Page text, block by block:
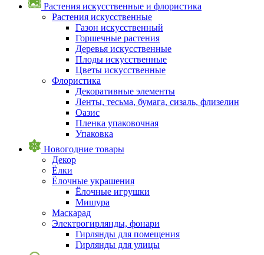
Растения искусственные и флористика
Растения искусственные
Газон искусственный
Горшечные растения
Деревья искусственные
Плоды искусственные
Цветы искусственные
Флористика
Декоративные элементы
Ленты, тесьма, бумага, сизаль, флизелин
Оазис
Пленка упаковочная
Упаковка
Новогодние товары
Декор
Ёлки
Ёлочные украшения
Ёлочные игрушки
Мишура
Маскарад
Электрогирлянды, фонари
Гирлянды для помещения
Гирлянды для улицы